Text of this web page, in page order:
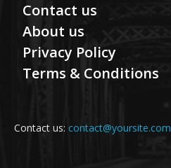
Contact us
About us
Privacy Policy
Terms & Conditions
Contact us: contact@yoursite.com